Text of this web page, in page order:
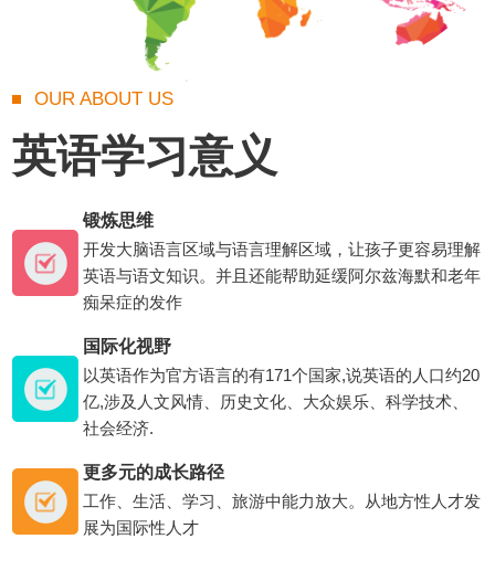
OUR ABOUT US
英语学习意义
锻炼思维
开发大脑语言区域与语言理解区域，让孩子更容易理解
英语与语文知识。并且还能帮助延缓阿尔兹海默和老年
痴呆症的发作
国际化视野
以英语作为官方语言的有171个国家,说英语的人口约20
亿,涉及人文风情、历史文化、大众娱乐、科学技术、
社会经济.
更多元的成长路径
工作、生活、学习、旅游中能力放大。从地方性人才发
展为国际性人才